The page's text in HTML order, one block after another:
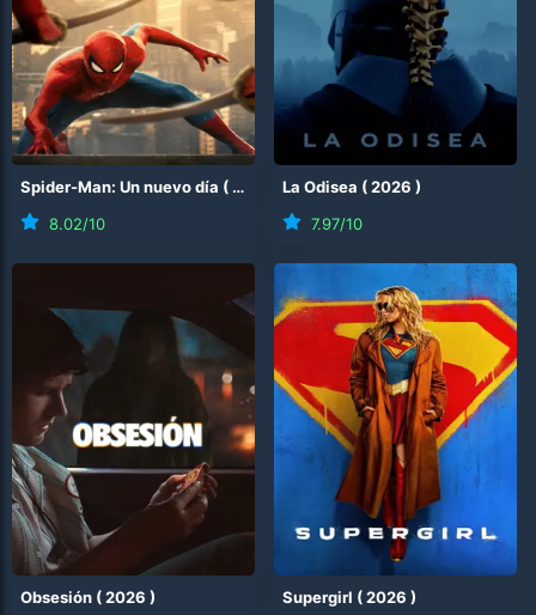
Spider-Man: Un nuevo día ( 2026
8.02/10
La Odisea (2026 )
7.97/10
Obsesión (2026 )
Supergirl (2026 )